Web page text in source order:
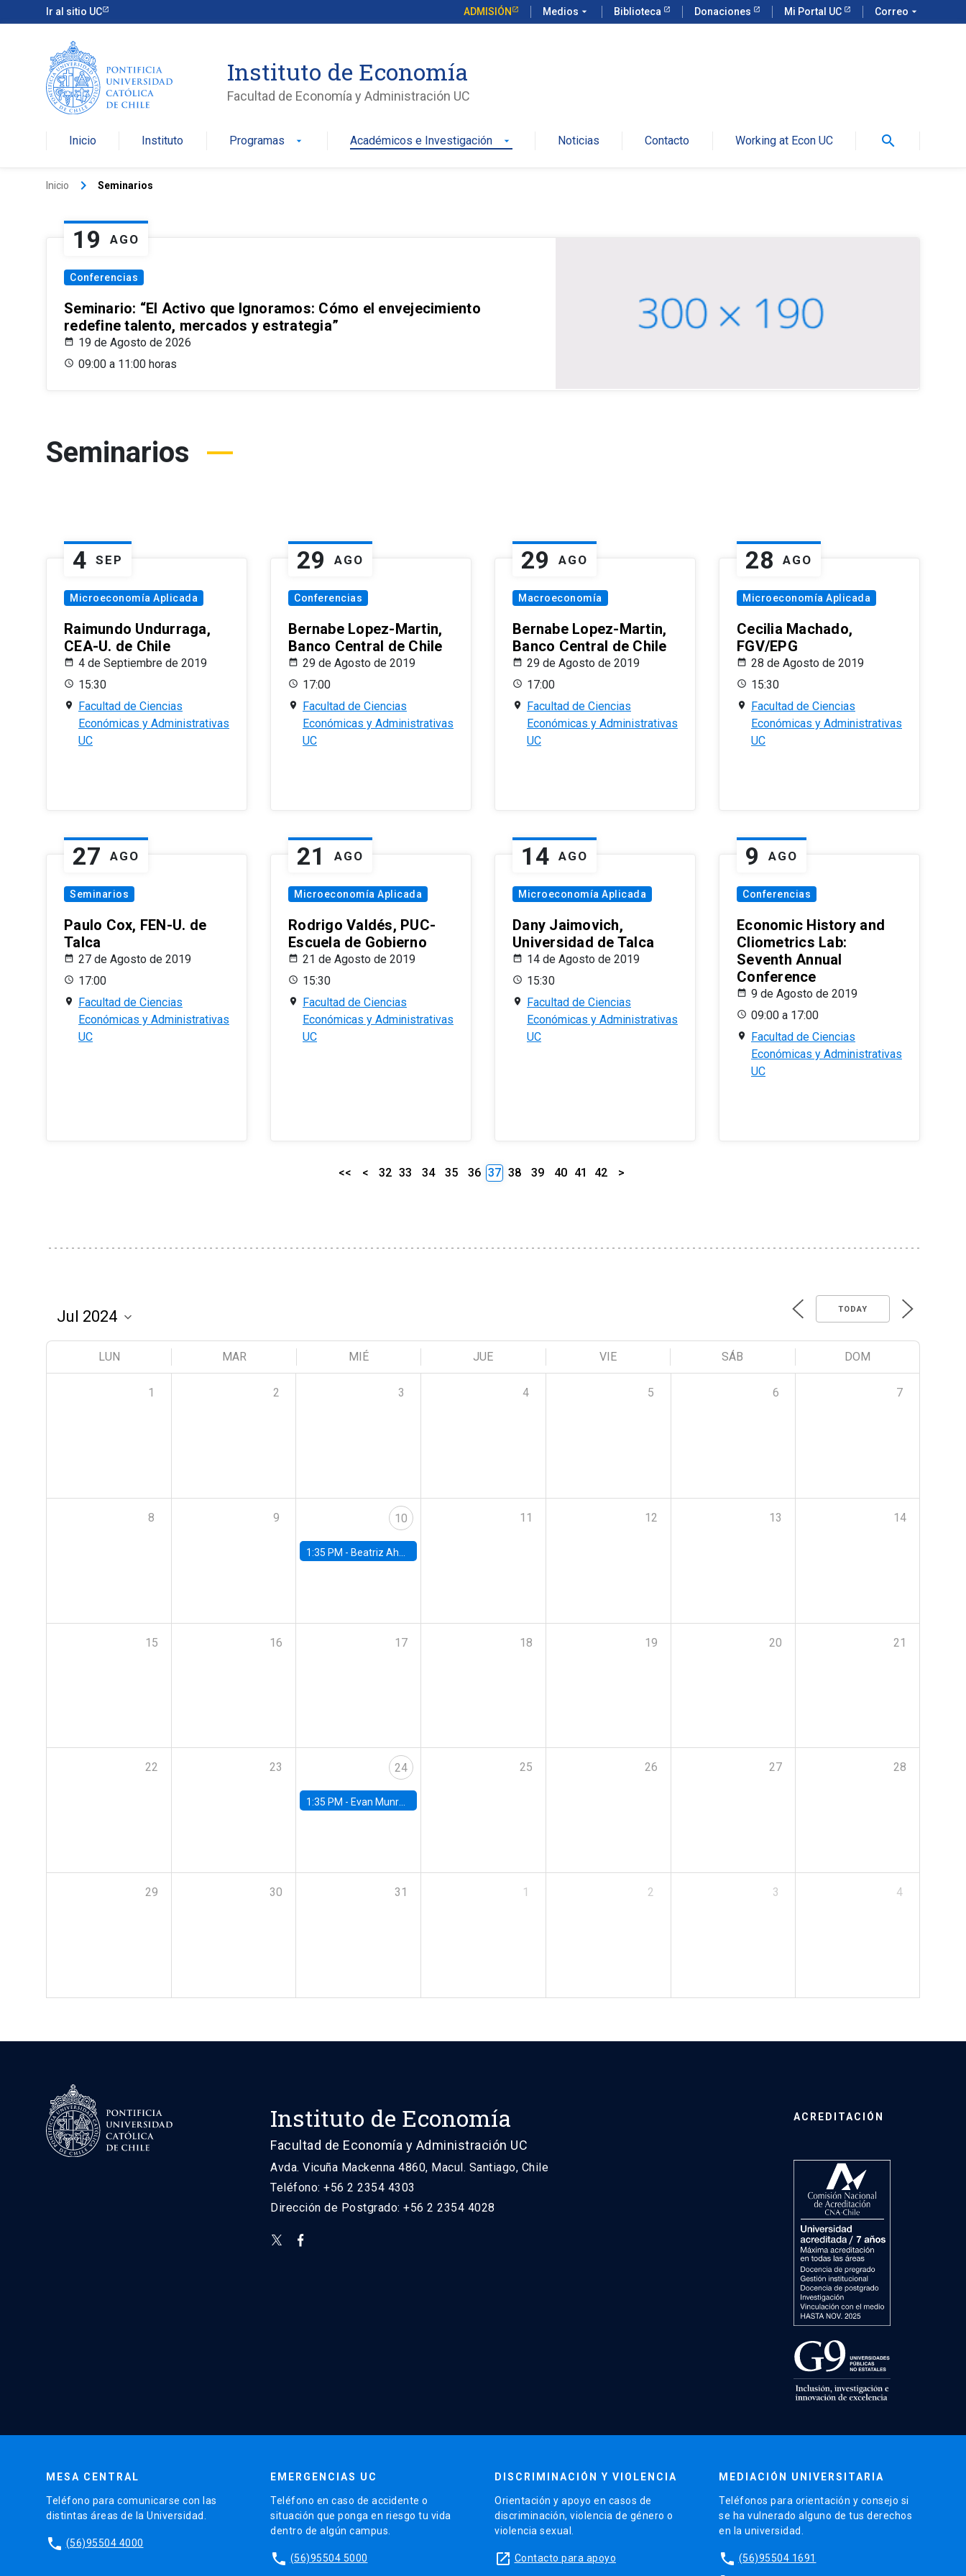
Ir al sitio UC ADMISIÓN Medios arrow_drop_down Biblioteca Donaciones Mi Portal UC Correo arrow_drop_down
Instituto de Economía
Facultad de Economía y Administración UC
Inicio Instituto Programas arrow_drop_down Académicos e Investigación arrow_drop_down Noticias Contacto Working at Econ UC search
Inicio keyboard_arrow_right Seminarios
19 AGO
Conferencias
Seminario: “El Activo que Ignoramos: Cómo el envejecimiento
redefine talento, mercados y estrategia”
19 de Agosto de 2026
09:00 a 11:00 horas
Seminarios
4 SEP
Microeconomía Aplicada
Raimundo Undurraga,
CEA-U. de Chile
4 de Septiembre de 2019
15:30
Facultad de Ciencias
Económicas y Administrativas
UC
29 AGO
Conferencias
Bernabe Lopez-Martin,
Banco Central de Chile
29 de Agosto de 2019
17:00
Facultad de Ciencias
Económicas y Administrativas
UC
29 AGO
Macroeconomía
Bernabe Lopez-Martin,
Banco Central de Chile
29 de Agosto de 2019
17:00
Facultad de Ciencias
Económicas y Administrativas
UC
28 AGO
Microeconomía Aplicada
Cecilia Machado,
FGV/EPG
28 de Agosto de 2019
15:30
Facultad de Ciencias
Económicas y Administrativas
UC
27 AGO
Seminarios
Paulo Cox, FEN-U. de
Talca
27 de Agosto de 2019
17:00
Facultad de Ciencias
Económicas y Administrativas
UC
21 AGO
Microeconomía Aplicada
Rodrigo Valdés, PUC-
Escuela de Gobierno
21 de Agosto de 2019
15:30
Facultad de Ciencias
Económicas y Administrativas
UC
14 AGO
Microeconomía Aplicada
Dany Jaimovich,
Universidad de Talca
14 de Agosto de 2019
15:30
Facultad de Ciencias
Económicas y Administrativas
UC
9 AGO
Conferencias
Economic History and
Cliometrics Lab:
Seventh Annual
Conference
9 de Agosto de 2019
09:00 a 17:00
Facultad de Ciencias
Económicas y Administrativas
UC
<< < 32 33 34 35 36 37 38 39 40 41 42 >
TODAY
LUN MAR MIÉ JUE VIE SÁB DOM
1 2 3 4 5 6 7
8 9 10
1:35 PM - Beatriz Ahumada, PhD candidate, Universidad de Pittsburgh
11 12 13 14
15 16 17 18 19 20 21
22 23 24
1:35 PM - Evan Munro, Neyman Visiting Assistant Professor in the Department of Statistics at UC Berkeley
25 26 27 28
29 30 31 1 2 3 4
Instituto de Economía
Facultad de Economía y Administración UC
Avda. Vicuña Mackenna 4860, Macul. Santiago, Chile
Teléfono: +56 2 2354 4303
Dirección de Postgrado: +56 2 2354 4028
ACREDITACIÓN
MESA CENTRAL
Teléfono para comunicarse con las
distintas áreas de la Universidad.
phone (56)95504 4000
EMERGENCIAS UC
Teléfono en caso de accidente o
situación que ponga en riesgo tu vida
dentro de algún campus.
phone (56)95504 5000
DISCRIMINACIÓN Y VIOLENCIA
Orientación y apoyo en casos de
discriminación, violencia de género o
violencia sexual.
launch Contacto para apoyo
MEDIACIÓN UNIVERSITARIA
Teléfonos para orientación y consejo si
se ha vulnerado alguno de tus derechos
en la universidad.
phone (56)95504 1691